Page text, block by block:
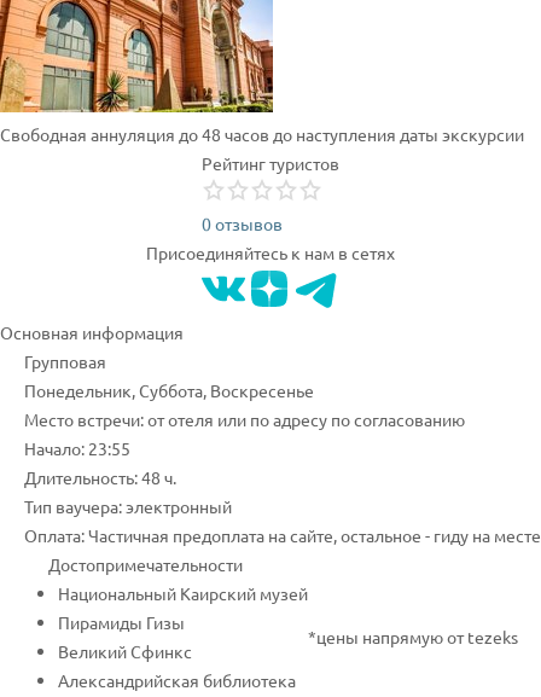
Свободная аннуляция до 48 часов до наступления даты экскурсии
Рейтинг туристов
0 отзывов
Присоединяйтесь к нам в сетях
Основная информация
Групповая
Понедельник, Суббота, Воскресенье
Место встречи: от отеля или по адресу по согласованию
Начало: 23:55
Длительность: 48 ч.
Тип ваучера: электронный
Оплата: Частичная предоплата на сайте, остальное - гиду на месте
Достопримечательности
Национальный Каирский музей
Пирамиды Гизы
Великий Сфинкс
Александрийская библиотека
*цены напрямую от tezeks